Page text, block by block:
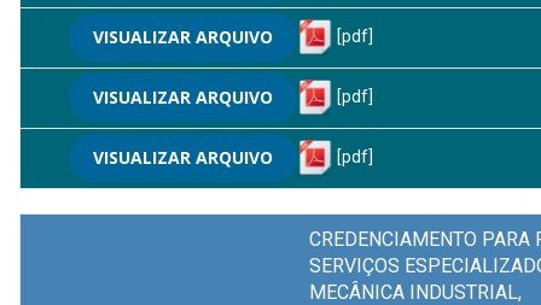
VISUALIZAR ARQUIVO [pdf]
VISUALIZAR ARQUIVO [pdf]
VISUALIZAR ARQUIVO [pdf]
CREDENCIAMENTO PARA
SERVIÇOS
MECÂNICA INDUSTRIAL,